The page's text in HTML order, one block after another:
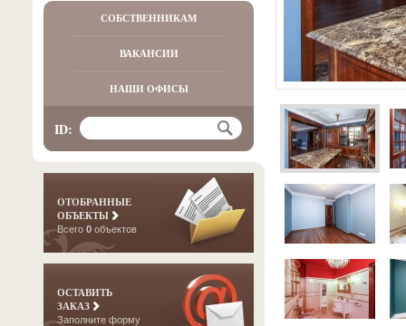
СОБСТВЕННИКАМ
ВАКАНСИИ
НАШИ ОФИСЫ
ID:
ОТОБРАННЫЕ
ОБЪЕКТЫ
Всего 0 объектов
ОСТАВИТЬ
ЗАКАЗ
Заполните форму